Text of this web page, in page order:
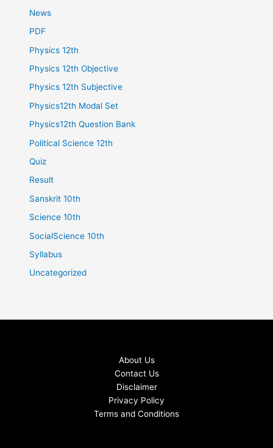
News
PDF
Physics 12th
Physics 12th Objective
Physics 12th Subjective
Physics12th Modal Set
Physics12th Question Bank
Political Science 12th
Quiz
Result
Sanskrit 10th
Science 10th
SocialScience 10th
Syllabus
Uncategorized
About Us
Contact Us
Disclaimer
Privacy Policy
Terms and Conditions